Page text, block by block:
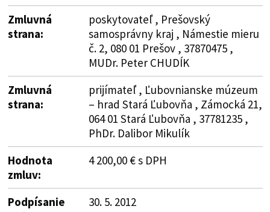
Zmluvná
strana:
poskytovateľ , Prešovský
samosprávny kraj , Námestie mieru
č. 2, 080 01 Prešov , 37870475 ,
MUDr. Peter CHUDÍK
Zmluvná
strana:
prijímateľ , Ľubovnianske múzeum
– hrad Stará Ľubovňa , Zámocká 21,
064 01 Stará Ľubovňa , 37781235 ,
PhDr. Dalibor Mikulík
Hodnota
zmluv:
4 200,00 € s DPH
Podpísanie
30. 5. 2012